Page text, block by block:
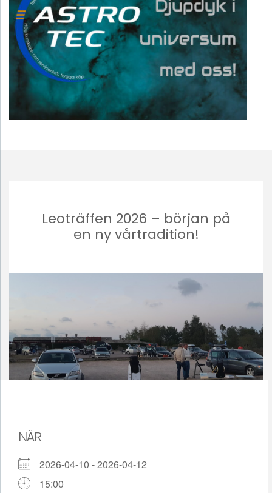
Leoträffen 2026 – början på
en ny vårtradition!
NÄR
2026-04-10 - 2026-04-12
15:00